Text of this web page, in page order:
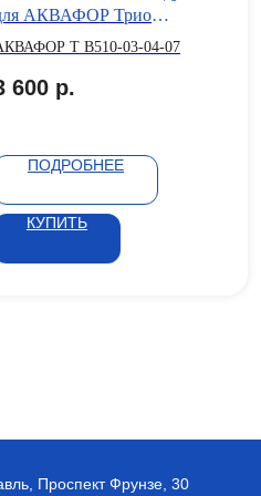
АКВАФОР Трио
(В510-03-04-
Т В510-03-04-07
600 р.
ПОДРОБНЕЕ
КУПИТЬ
Проспект Фрунзе, 30